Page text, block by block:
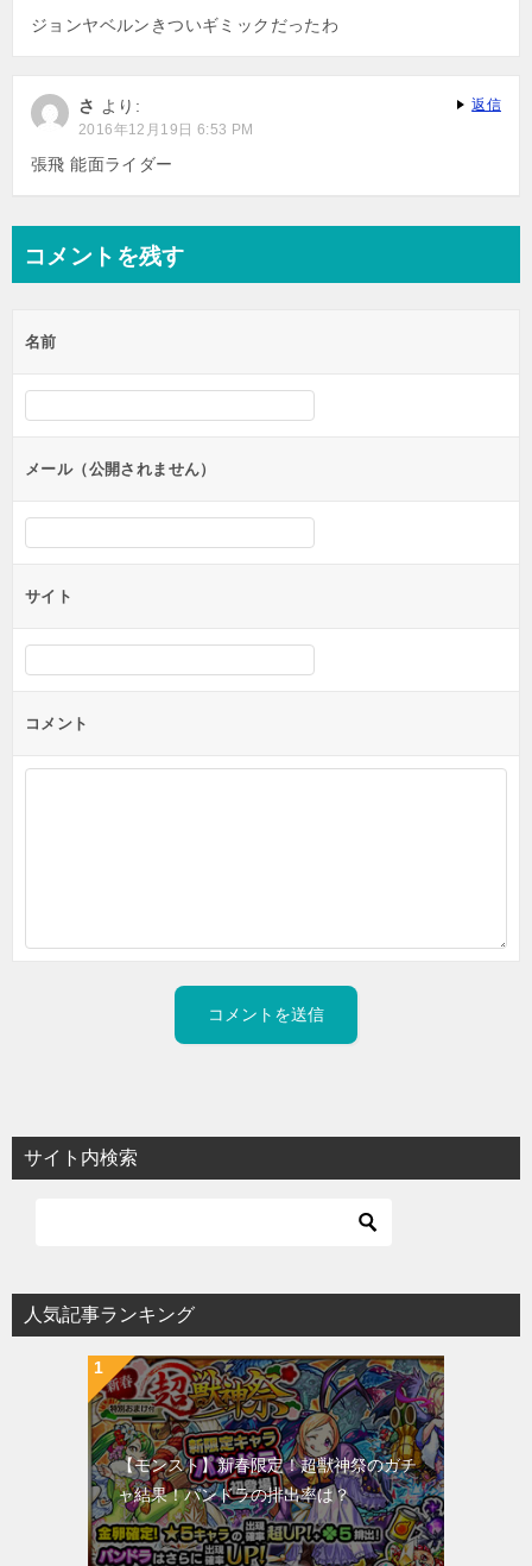
ンジョンヤベルンきついギミックだったわ
さ より:
2016年12月19日 6:53 PM
張飛 能面ライダー
返信
コメントを残す
名前
メール（公開されません）
サイト
コメント
サイト内検索
人気記事ランキング
【モンスト】新春限定！超獣神祭のガチ
ャ結果！パンドラの排出率は？